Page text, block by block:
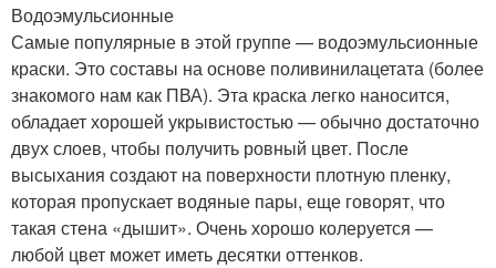
Водоэмульсионные
Самые популярные в этой группе — водоэмульсионные
краски. Это составы на основе поливинилацетата (более
знакомого нам как ПВА). Эта краска легко наносится,
обладает хорошей укрывистостью — обычно достаточно
двух слоев, чтобы получить ровный цвет. После
высыхания создают на поверхности плотную пленку,
которая пропускает водяные пары, еще говорят, что
такая стена «дышит». Очень хорошо колеруется —
любой цвет может иметь десятки оттенков.